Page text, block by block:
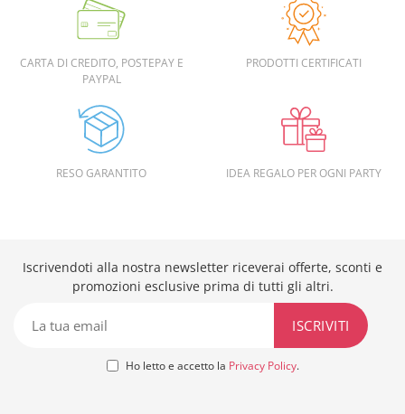
CARTA DI CREDITO, POSTEPAY E
PAYPAL
PRODOTTI CERTIFICATI
RESO GARANTITO IDEA REGALO PER OGNI PARTY
Iscrivendoti alla nostra newsletter riceverai offerte, sconti e
promozioni esclusive prima di tutti gli altri.
Ho letto e accetto la Privacy Policy.